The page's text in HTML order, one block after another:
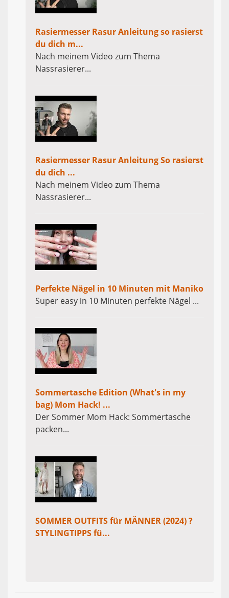
Rasiermesser Rasur Anleitung so rasierst
du dich m...
Nach meinem Video zum Thema
Nassrasierer...
Rasiermesser Rasur Anleitung So rasierst
du dich ...
Nach meinem Video zum Thema
Nassrasierer...
Perfekte Nägel in 10 Minuten mit Maniko
Super easy in 10 Minuten perfekte Nägel ...
Sommertasche Edition (What's in my
bag) Mom Hack! ...
Der Sommer Mom Hack: Sommertasche
packen...
SOMMER OUTFITS für MÄNNER (2024) ?
STYLINGTIPPS fü...